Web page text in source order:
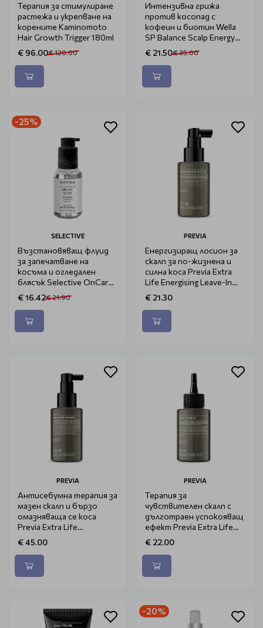
Терапия за стимулиране
растежа и укрепване на
корените Kaminomoto
Hair Growth Trigger 180ml
€ 96.00€ 120.00
Интензивна грижа
против косопад с
кофеин и биотин Wella
SP Balance Scalp Energy
Serum 100ml
€ 21.50€ 35.00
-25%
SELECTIVE
Възстановяващ флуид
за запечатване на
косъма и огледален
блясък Selective OnCare
Repair Fluid 50ml
€ 16.42€ 21.90
PREVIA
Енергизиращ лосион за
скалп за по-жизнена и
силна коса Previa Extra
Life Energising Leave-In
Lotion 100ml
€ 21.30
PREVIA
Антисебумна терапия за
мазен скалп и бързо
омазняваща се коса
Previa Extra Life
Rebalancing Treatment
100ml
€ 45.00
PREVIA
Терапия за
чувствителен скалп с
дълготраен успокояващ
ефект Previa Extra Life
Scalp Cleanser 100ml
€ 22.00
-20%